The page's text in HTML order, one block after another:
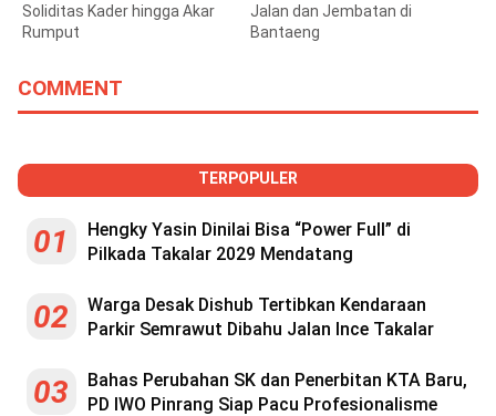
Soliditas Kader hingga Akar
Rumput
Jalan dan Jembatan di
Bantaeng
COMMENT
TERPOPULER
01
Hengky Yasin Dinilai Bisa “Power Full” di
Pilkada Takalar 2029 Mendatang
02
Warga Desak Dishub Tertibkan Kendaraan
Parkir Semrawut Dibahu Jalan Ince Takalar
03
Bahas Perubahan SK dan Penerbitan KTA Baru,
PD IWO Pinrang Siap Pacu Profesionalisme